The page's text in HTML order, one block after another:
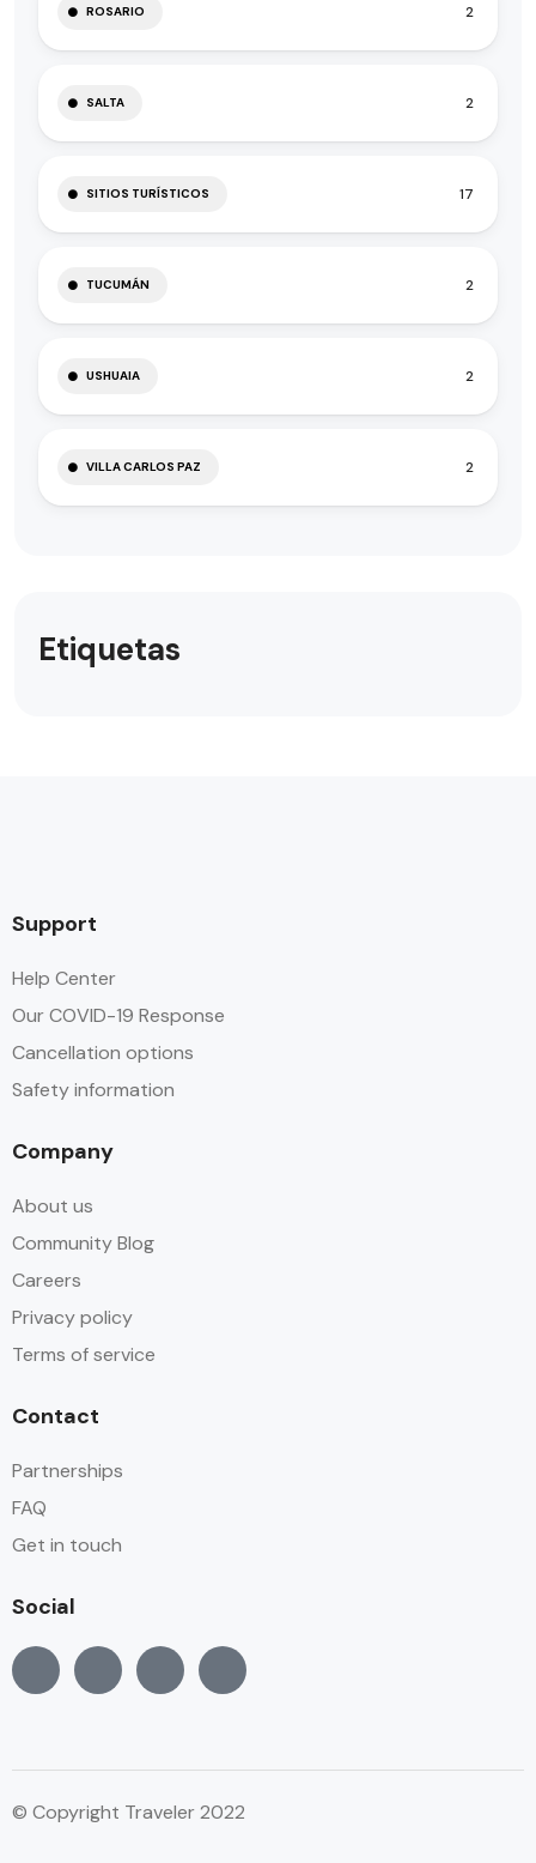
ROSARIO 2
SALTA 2
SITIOS TURÍSTICOS 17
TUCUMÁN 2
USHUAIA 2
VILLA CARLOS PAZ 2
Etiquetas
Support
Help Center
Our COVID-19 Response
Cancellation options
Safety information
Company
About us
Community Blog
Careers
Privacy policy
Terms of service
Contact
Partnerships
FAQ
Get in touch
Social
© Copyright Traveler 2022